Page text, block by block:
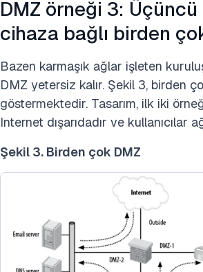
DMZ örneği 3:
cihaza bağlı birden
Bazen karmaşık ağlar işleten
DMZ yetersiz kalır. Şekil 3, birden
göstermektedir. Tasarım, ilk iki
Internet dışarıdadır ve kullanıcılar
Şekil 3. Birden çok DMZ